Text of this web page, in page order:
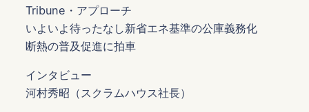
Tribune・アプローチ
いよいよ待ったなし新省エネ基準の公庫義務化
断熱の普及促進に拍車
インタビュー
河村秀昭（スクラムハウス社長）